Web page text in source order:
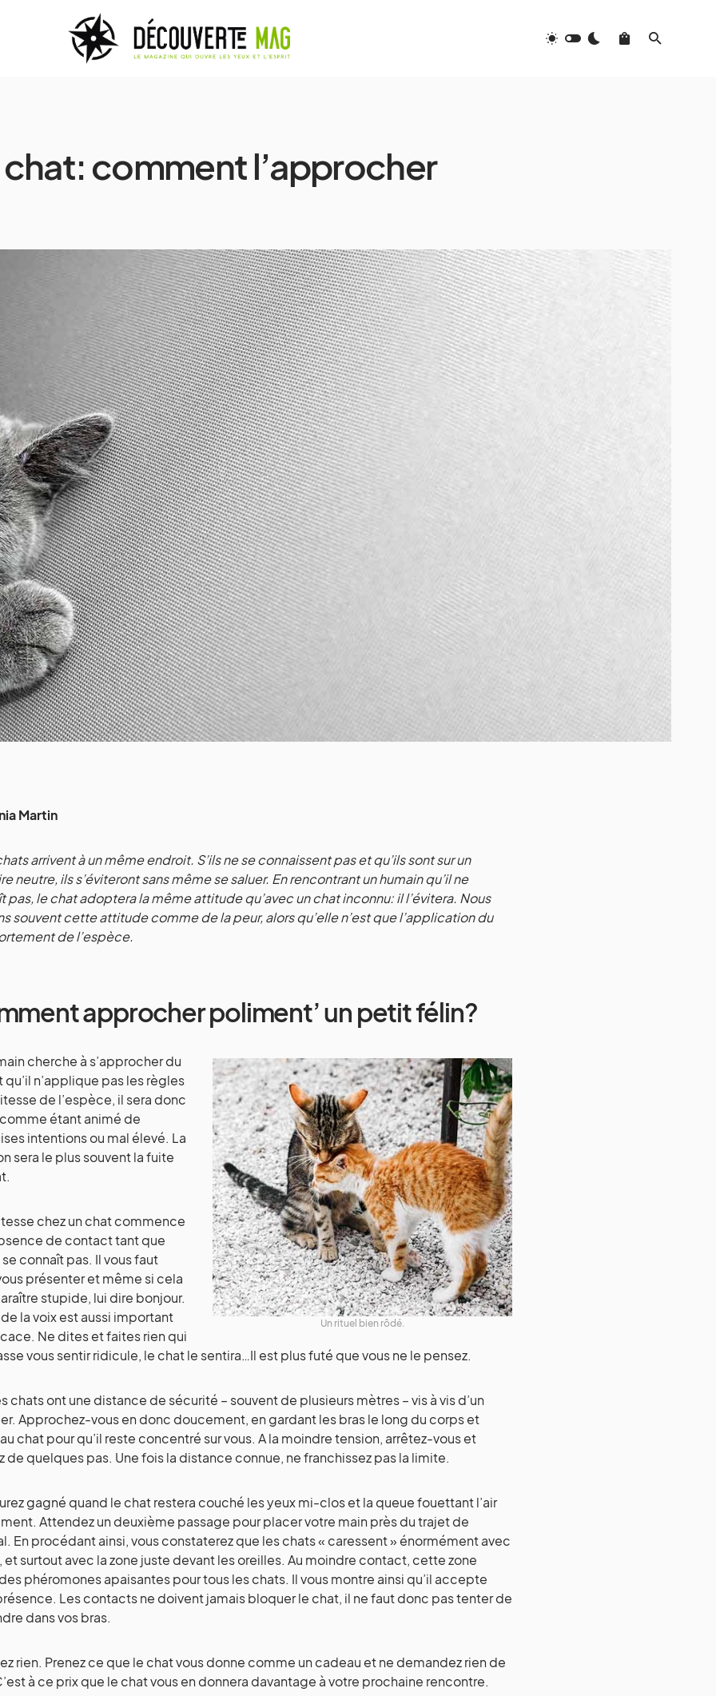
comment l’approcher
Martin
arrivent à un même endroit. S’ils ne se connaissent pas et qu’ils sont sur un
neutre, ils s’éviteront sans même se saluer. En rencontrant un humain qu’il ne
pas, le chat adoptera la même attitude qu’avec un chat inconnu: il l’évitera. Nous
souvent cette attitude comme de la peur, alors qu’elle n’est que l’application du
de l’espèce.
approcher poliment’ un petit félin?
Un rituel bien rôdé.
cherche à s’approcher du
qu’il n’applique pas les règles
de l’espèce, il sera donc
étant animé de
intentions ou mal élevé. La
sera le plus souvent la fuite
chez un chat commence
de contact tant que
se connaît pas. Il vous faut
présenter et même si cela
stupide, lui dire bonjour.
la voix est aussi important
Ne dites et faites rien qui
vous sentir ridicule, le chat le sentira…Il est plus futé que vous ne le pensez.
chats ont une distance de sécurité – souvent de plusieurs mètres – vis à vis d’un
Approchez-vous en donc doucement, en gardant les bras le long du corps et
chat pour qu’il reste concentré sur vous. A la moindre tension, arrêtez-vous et
de quelques pas. Une fois la distance connue, ne franchissez pas la limite.
gagné quand le chat restera couché les yeux mi-clos et la queue fouettant l’air
Attendez un deuxième passage pour placer votre main près du trajet de
En procédant ainsi, vous constaterez que les chats « caressent » énormément avec
et surtout avec la zone juste devant les oreilles. Au moindre contact, cette zone
phéromones apaisantes pour tous les chats. Il vous montre ainsi qu’il accepte
Les contacts ne doivent jamais bloquer le chat, il ne faut donc pas tenter de
dans vos bras.
rien. Prenez ce que le chat vous donne comme un cadeau et ne demandez rien de
à ce prix que le chat vous en donnera davantage à votre prochaine rencontre.